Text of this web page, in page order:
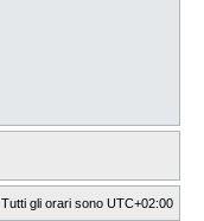
Tutti gli orari sono UTC+02:00